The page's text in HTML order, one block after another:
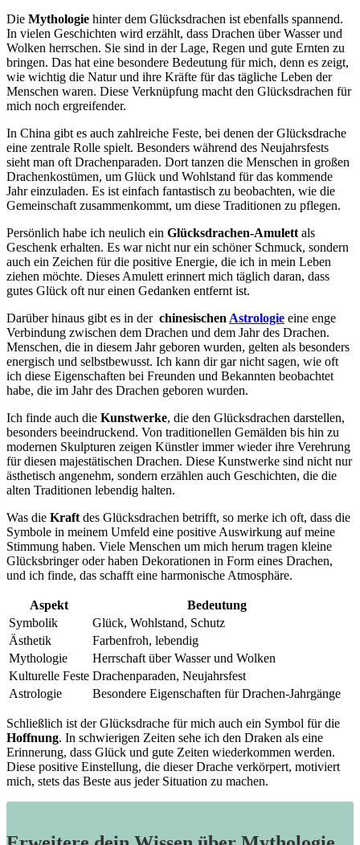
Die Mythologie hinter dem Glücksdrachen ist ebenfalls spannend.
In vielen Geschichten wird‍ erzählt, ​dass Drachen über Wasser und
Wolken herrschen. Sie sind in der Lage, Regen und gute ⁢Ernten zu
bringen. Das hat‌ eine⁤ besondere Bedeutung für mich, denn‌ es⁤ zeigt,
wie wichtig​ die Natur und ihre Kräfte für das tägliche ​Leben der
Menschen waren.​ Diese Verknüpfung ​macht den Glücksdrachen für
mich noch ergreifender.
In China gibt es⁤ auch zahlreiche Feste, ⁣bei denen ‍der Glücksdrache
eine zentrale⁢ Rolle‌ spielt. Besonders während des Neujahrsfests
⁤sieht man oft Drachenparaden. Dort tanzen​ die Menschen in ⁤großen
⁢Drachenkostümen, ‌um Glück ​und ⁢Wohlstand für das⁣ kommende
⁢Jahr einzuladen.⁣ Es ist einfach ⁤fantastisch ‍zu‌ beobachten, wie ⁢die
Gemeinschaft‌ zusammenkommt, um diese Traditionen zu ‍pflegen.
Persönlich habe ich ⁢neulich ⁢ein⁢ Glücksdrachen-Amulettals
Geschenk erhalten. Es war nicht nur ⁤ein schöner Schmuck,‌ sondern
auch ein‍ Zeichen ‍für⁢ die positive ‍Energie, die ich‌ in mein Leben⁢
ziehen ⁢möchte. Dieses ⁣Amulett erinnert mich täglich​ daran,‍ dass
gutes Glück oft nur ​einen ‌Gedanken entfernt‍ ist.
Darüber hinaus gibt es in der ‍ chinesischenAstrologie ​eine⁤ enge
Verbindung ​zwischen ⁤dem Drachen ⁢und dem ⁤Jahr des Drachen.
Menschen,​ die ⁢in diesem Jahr geboren ‌wurden, gelten als ​besonders
energisch und selbstbewusst. Ich kann​ dir‍ gar‌ nicht sagen,‌ wie oft‌
ich diese Eigenschaften bei ​Freunden und Bekannten beobachtet
habe, die im ‌Jahr des Drachen ‍geboren wurden.
Ich finde auch die Kunstwerke, die ⁤den Glücksdrachen darstellen,
besonders beeindruckend. ‌Von traditionellen⁤ Gemälden bis hin zu
modernen ‌Skulpturen zeigen Künstler immer wieder ihre‌ Verehrung ​
für​ diesen majestätischen Drachen. Diese Kunstwerke sind ‌nicht ‌nur
ästhetisch angenehm, sondern erzählen auch Geschichten,⁤ die die‍
alten Traditionen ⁢lebendig halten.
Was die Kraftdes‍ Glücksdrachen betrifft,‍ so merke⁣ ich oft,⁢ dass die ​
Symbole‌ in meinem Umfeld eine‌ positive Auswirkung auf⁢ meine
⁣Stimmung‍ haben. Viele Menschen um ‌mich herum tragen‌ kleine
Glücksbringer​ oder haben Dekorationen in Form ⁤eines ⁣Drachen,
und ⁢ich finde,​ das schafft eine harmonische‌ Atmosphäre.
Aspekt
Bedeutung
Symbolik
Glück, Wohlstand, Schutz
Ästhetik
Farbenfroh, lebendig
Mythologie
Herrschaft über⁣ Wasser ⁤und Wolken
Kulturelle Feste Drachenparaden, Neujahrsfest
Astrologie
Besondere Eigenschaften für Drachen-Jahrgänge
Schließlich ist der Glücksdrache​ für⁤ mich‍ auch ein ‌Symbol⁣ für die‌
Hoffnung. In schwierigen Zeiten sehe ich‍ den Draken als eine
Erinnerung, dass Glück und gute Zeiten ​wiederkommen⁤ werden.
Diese positive Einstellung,‍ die ​dieser Drache verkörpert, motiviert
mich, stets das Beste aus ‍jeder ‌Situation zu machen.